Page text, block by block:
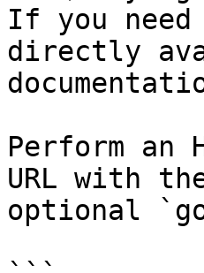
If you
directly
Perform an
URL with
optional